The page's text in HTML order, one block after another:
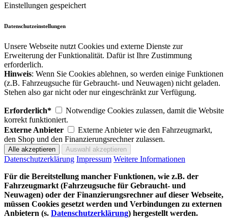
Einstellungen gespeichert
Datenschutzeinstellungen
Unsere Webseite nutzt Cookies und externe Dienste zur
Erweiterung der Funktionalität. Dafür ist Ihre Zustimmung
erforderlich.
Hinweis: Wenn Sie Cookies ablehnen, so werden einige Funktionen
(z.B. Fahrzeugsuche für Gebraucht- und Neuwagen) nicht geladen.
Stehen also gar nicht oder nur eingeschränkt zur Verfügung.
Erforderlich*
Notwendige Cookies zulassen, damit die Website
korrekt funktioniert.
Externe Anbieter
Externe Anbieter wie den Fahrzeugmarkt,
den Shop und den Finanzierungsrechner zulassen.
Datenschutzerklärung Impressum Weitere Informationen
Für die Bereitstellung mancher Funktionen, wie z.B. der
Fahrzeugmarkt (Fahrzeugsuche für Gebraucht- und
Neuwagen) oder der Finanzierungsrechner auf dieser Webseite,
müssen Cookies gesetzt werden und Verbindungen zu externen
Anbietern (s. Datenschutzerklärung) hergestellt werden.